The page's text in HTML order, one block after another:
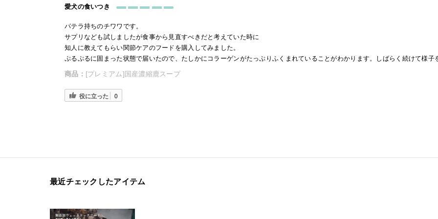
愛犬の食いつき
パテラ持ちのチワワです。
サプリなども試しましたが食事から見直すべきだと考えていた時に
知人に教えてもらい関節ケアのフードを購入してみました。
ぷるぷるに固まった状態で届いたので、たしかにコラーゲンがたっぷりふくまれていることがわかります。しばらく続けて様子
商品： [プレミアム]国産濃縮鹿スープ
役に立った 0
最近チェックしたアイテム